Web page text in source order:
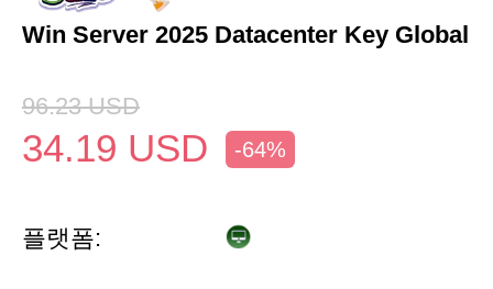
Win Server 2025 Datacenter Key Global
96.23 USD
34.19 USD -64%
플랫폼: